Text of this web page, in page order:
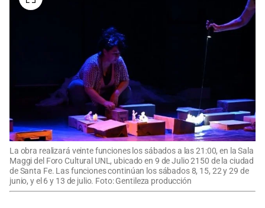
La obra realizará veinte funciones los sábados a las 21:00, en la Sala
Maggi del Foro Cultural UNL, ubicado en 9 de Julio 2150 de la ciudad
de Santa Fe. Las funciones continúan los sábados 8, 15, 22 y 29 de
junio, y el 6 y 13 de julio. Foto: Gentileza producción